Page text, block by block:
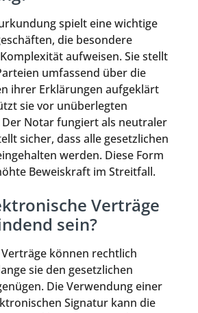
spielt eine wichtige
die besondere
aufweisen. Sie stellt
umfassend über die
ihrer Erklärungen aufgeklärt
sie vor unüberlegten
Der Notar fungiert als neutraler
sicher, dass alle gesetzlichen
werden. Diese Form
Beweiskraft im Streitfall.
Verträge
sein?
können rechtlich
sie den gesetzlichen
Die Verwendung einer
Signatur kann die